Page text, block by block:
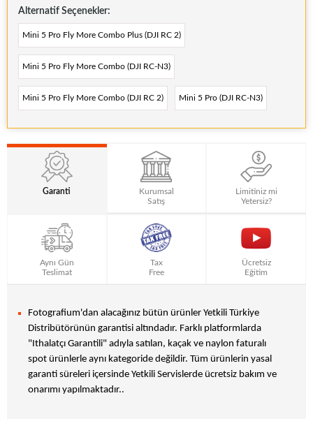
Alternatif Seçenekler:
Mini 5 Pro Fly More Combo Plus (DJI RC 2)
Mini 5 Pro Fly More Combo (DJI RC-N3)
Mini 5 Pro Fly More Combo (DJI RC 2) Mini 5 Pro (DJI RC-N3)
Garanti
Kurumsal
Satış
Limitiniz mi
Yetersiz?
Aynı Gün
Teslimat
Tax
Free
Ücretsiz
Eğitim
Fotografium'dan alacağınız bütün ürünler Yetkili Türkiye
Distribütörünün garantisi altındadır. Farklı platformlarda
"Ithalatçı Garantili" adıyla satılan, kaçak ve naylon faturalı
spot ürünlerle aynı kategoride değildir. Tüm ürünlerin yasal
garanti süreleri içersinde Yetkili Servislerde ücretsiz bakım ve
onarımı yapılmaktadır..